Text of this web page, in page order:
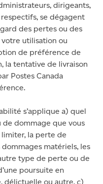
dirigeants,
se dégagent
des pertes ou des
utilisation ou
de préférence de
la tentative de livraison
Postes Canada
s’applique a) quel
dommage que vous
limiter, la perte de
matériels, les
type de perte ou de
poursuite en
délictuelle ou autre, c)